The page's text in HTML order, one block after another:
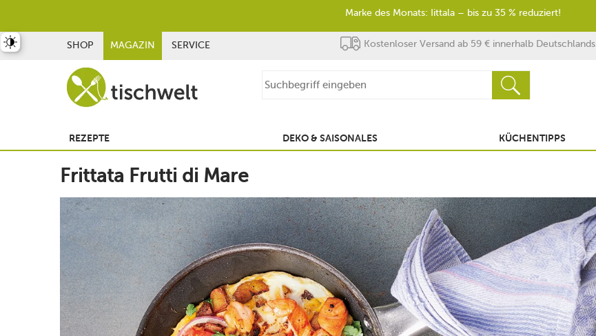
SHOP MAGAZIN SERVICE Kostenloser Versand ab 59 € innerhalb Deutschlands
REZEPTE DEKO & SAISONALES KÜCHENTIPPS
Frittata Frutti di Mare
umschalten
Marke des Monats: Iittala – bis zu 35 % reduziert!